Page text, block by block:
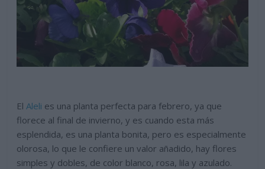
El Aleli es una planta perfecta para febrero, ya que
florece al final de invierno, y es cuando esta más
esplendida, es una planta bonita, pero es especialmente
olorosa, lo que le confiere un valor añadido, hay flores
simples y dobles, de color blanco, rosa, lila y azulado.